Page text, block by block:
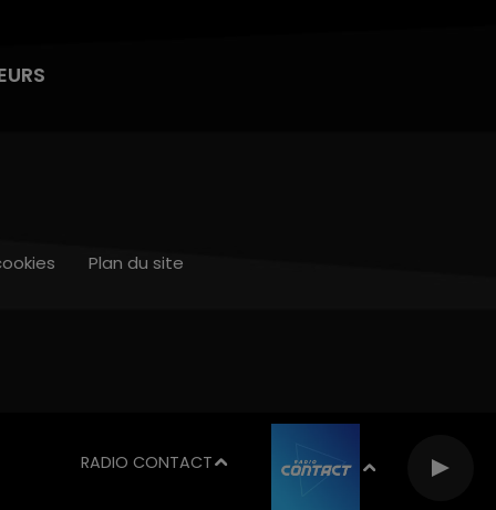
RADIO CONTACT
Plan du site